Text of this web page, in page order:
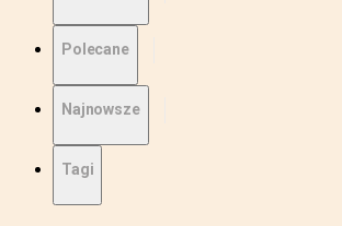
Polecane
Najnowsze
Tagi